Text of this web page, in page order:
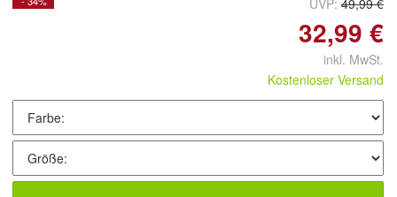
UVP: 49,99 €
32,99 €
inkl. MwSt.
Kostenloser Versand